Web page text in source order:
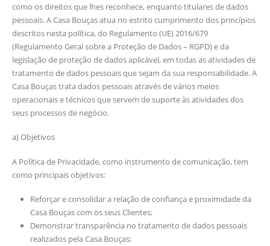
como os direitos que lhes reconhece, enquanto titulares de dados
pessoais. A Casa Bouças atua no estrito cumprimento dos princípios
descritos nesta política, do Regulamento (UE) 2016/679
(Regulamento Geral sobre a Proteção de Dados – RGPD) e da
legislação de proteção de dados aplicável, em todas as atividades de
tratamento de dados pessoais que sejam da sua responsabilidade. A
Casa Bouças trata dados pessoais através de vários meios
operacionais e técnicos que servem de suporte às atividades dos
seus processos de negócio.
a) Objetivos
A Política de Privacidade, como instrumento de comunicação, tem
como principais objetivos:
Reforçar e consolidar a relação de confiança e proximidade da
Casa Bouças com os seus Clientes;
Demonstrar transparência no tratamento de dados pessoais
realizados pela Casa Bouças;